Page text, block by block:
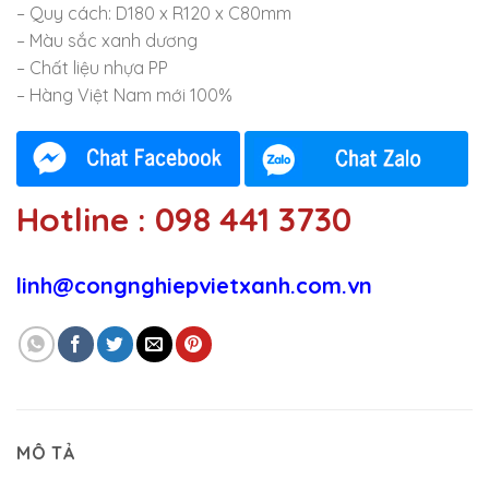
– Quy cách: D180 x R120 x C80mm
– Màu sắc xanh dương
– Chất liệu nhựa PP
– Hàng Việt Nam mới 100%
Hotline : 098 441 3730
linh@congnghiepvietxanh.com.vn
MÔ TẢ